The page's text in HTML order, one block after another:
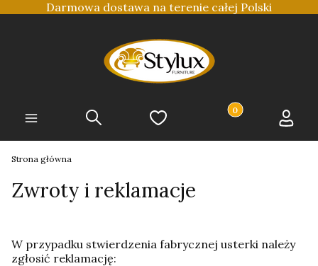
Darmowa dostawa na terenie całej Polski
Menu Szukaj Ulubione Produkty w
Koszyk Zaloguj
Strona główna
Zwroty i reklamacje
W przypadku stwierdzenia fabrycznej usterki należy
zgłosić reklamację: